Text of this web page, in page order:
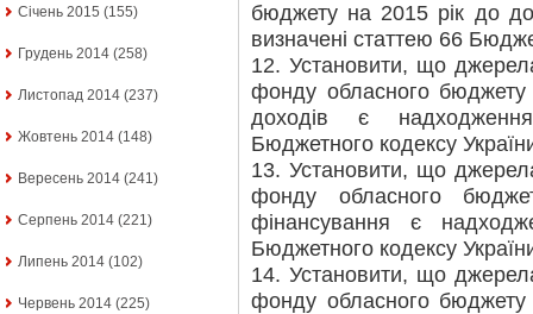
Січень 2015 (155)
Грудень 2014 (258)
Листопад 2014 (237)
Жовтень 2014 (148)
Вересень 2014 (241)
Серпень 2014 (221)
Липень 2014 (102)
Червень 2014 (225)
бюджету на 2015 рік до
визначені статтею 66
12. Установити, що
фонду обласного бюджету
доходів є
Бюджетного кодексу
13. Установити, що
фонду обласного
фінансування є
Бюджетного кодексу
14. Установити, що
фонду обласного бюджету